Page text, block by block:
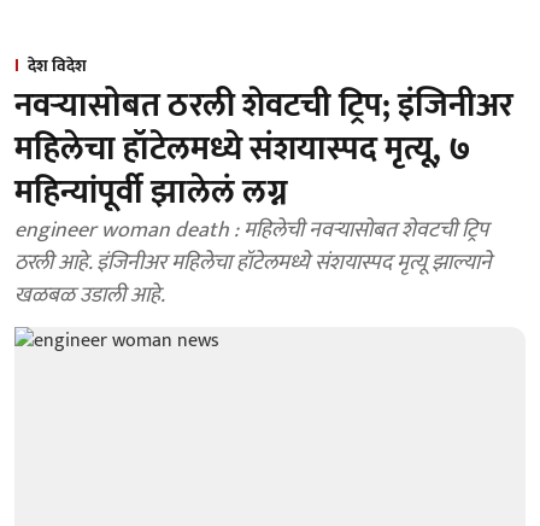
देश विदेश
नवऱ्यासोबत ठरली शेवटची ट्रिप; इंजिनीअर
महिलेचा हॉटेलमध्ये संशयास्पद मृत्यू, ७
महिन्यांपूर्वी झालेलं लग्न
engineer woman death : महिलेची नवऱ्यासोबत शेवटची ट्रिप
ठरली आहे. इंजिनीअर महिलेचा हॉटेलमध्ये संशयास्पद मृत्यू झाल्याने
खळबळ उडाली आहे.